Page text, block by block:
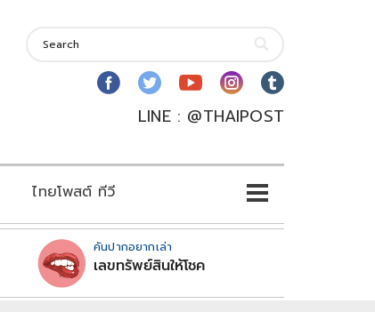
LINE : @THAIPOST
ไทยโพสต์ ทีวี
คันปากอยากเล่า
เลขทรัพย์สินให้โชค